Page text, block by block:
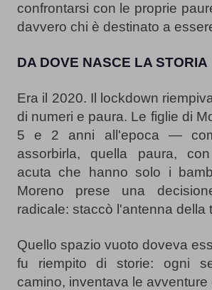
confrontarsi con le proprie
davvero chi è destinato a
DA DOVE NASCE LA STORIA
Era il 2020. Il lockdown
di numeri e paura. Le figlie di
5 e 2 anni all'epoca —
assorbirla, quella paura,
acuta che hanno solo i
Moreno prese una
radicale: staccò l'antenna della
Quello spazio vuoto doveva
fu riempito di storie: ogni
camino, inventava le